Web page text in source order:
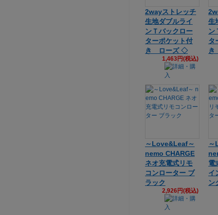
2wayストレッチ
生地ダブルライ
ンＴバックロー
ターポケット付
き ローズ ◇
1,463円(税込)
生
ン
タ
～Love&Leaf～
nemo CHARGE
ネオ充電式リモ
コンローター ブ
ラック
2,926円(税込)
電
イ
ン